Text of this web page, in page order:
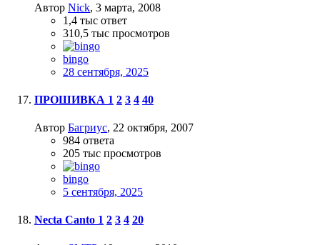
Автор Nick, 3 марта, 2008
1,4 тыс ответ
310,5 тыс просмотров
bingo
28 сентября, 2025
ПРОШИВКА 1 2 3 4 40
Автор Багриус, 22 октября, 2007
984 ответа
205 тыс просмотров
bingo
5 сентября, 2025
Necta Canto 1 2 3 4 20